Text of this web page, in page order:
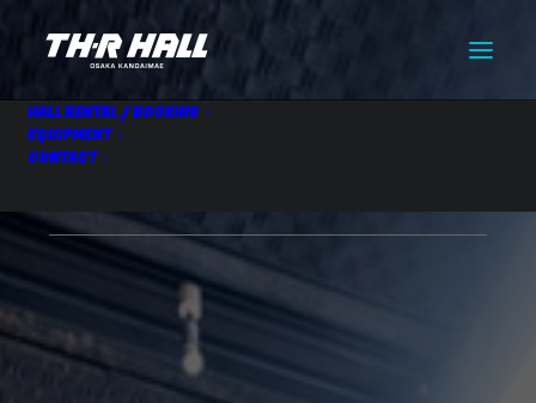
HALL RENTAL / BOOKING
EQUIPMENT
CONTACT